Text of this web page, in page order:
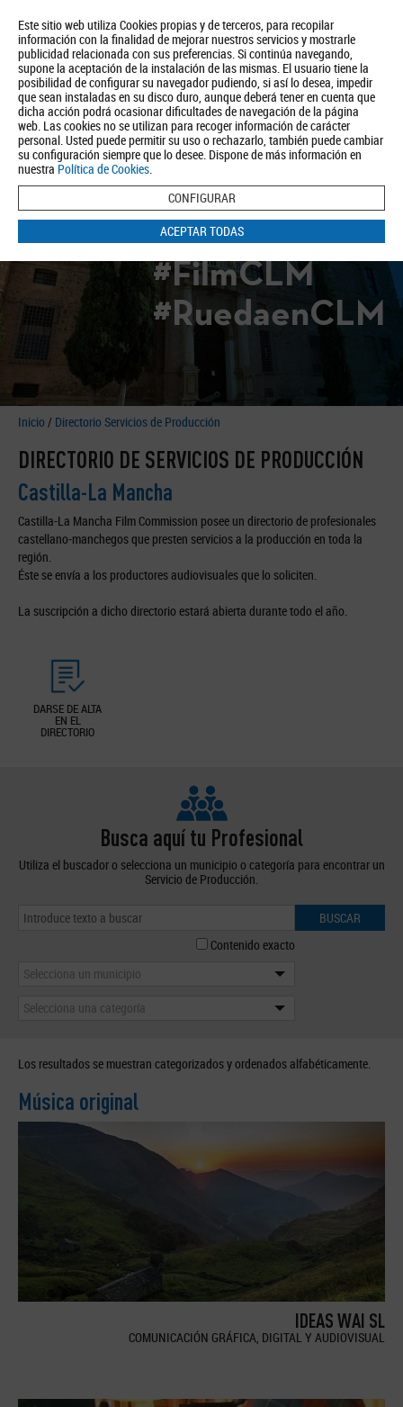
Este sitio web utiliza Cookies propias y de terceros, para recopilar
información con la finalidad de mejorar nuestros servicios y mostrarle
publicidad relacionada con sus preferencias. Si continúa navegando,
supone la aceptación de la instalación de las mismas. El usuario tiene la
posibilidad de configurar su navegador pudiendo, si así lo desea, impedir
que sean instaladas en su disco duro, aunque deberá tener en cuenta que
dicha acción podrá ocasionar dificultades de navegación de la página
web. Las cookies no se utilizan para recoger información de carácter
personal. Usted puede permitir su uso o rechazarlo, también puede cambiar
su configuración siempre que lo desee. Dispone de más información en
nuestra Política de Cookies.
CONFIGURAR
ACEPTAR TODAS
Quiénes somos Turismo Política de Privacidad Aviso Legal
Política de Cookies
BUSCAR
#FilmCLM
#RuedaenCLM
Inicio / Directorio Servicios de Producción
DIRECTORIO DE SERVICIOS DE PRODUCCIÓN
Castilla-La Mancha
Castilla-La Mancha Film Commission posee un directorio de profesionales
castellano-manchegos que presten servicios a la producción en toda la
región.
Éste se envía a los productores audiovisuales que lo soliciten.
La suscripción a dicho directorio estará abierta durante todo el año.
DARSE DE ALTA
EN EL
DIRECTORIO
Busca aquí tu Profesional
Utiliza el buscador o selecciona un municipio o categoría para encontrar un
Servicio de Producción.
BUSCAR
Contenido exacto
Selecciona un municipio
Selecciona una categoría
Los resultados se muestran categorizados y ordenados alfabéticamente.
Música original
IDEAS WAI SL
COMUNICACIÓN GRÁFICA, DIGITAL Y AUDIOVISUAL